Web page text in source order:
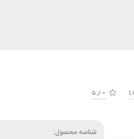
0 از 5
شناسه محصول: